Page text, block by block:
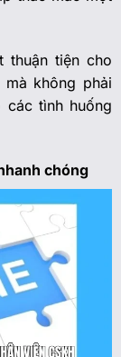
thuận tiện cho
không phải
tình huống
chóng